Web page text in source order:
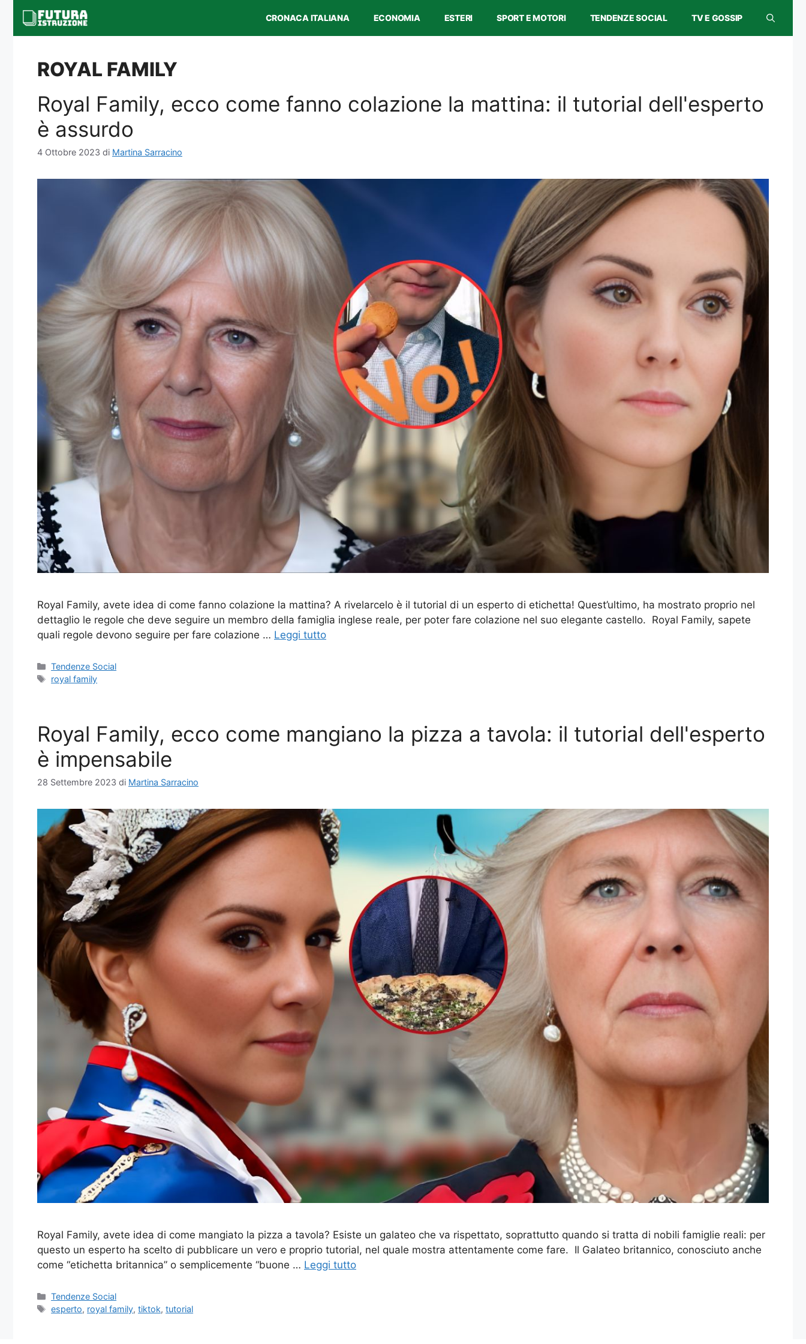
contenuto
CRONACA ITALIANA ECONOMIA ESTERI SPORT E MOTORI TENDENZE SOCIAL TV E GOSSIP
ROYAL FAMILY
Royal Family, ecco come fanno colazione la mattina: il tutorial dell'esperto
è assurdo
4 Ottobre 2023 di Martina Sarracino
Royal Family, avete idea di come fanno colazione la mattina? A rivelarcelo è il tutorial di un esperto di etichetta! Quest’ultimo, ha mostrato proprio nel
dettaglio le regole che deve seguire un membro della famiglia inglese reale, per poter fare colazione nel suo elegante castello. Royal Family, sapete
quali regole devono seguire per fare colazione … Leggi tutto
Categorie
Tendenze Social
Tag
royal family
Royal Family, ecco come mangiano la pizza a tavola: il tutorial dell'esperto
è impensabile
28 Settembre 2023 di Martina Sarracino
Royal Family, avete idea di come mangiato la pizza a tavola? Esiste un galateo che va rispettato, soprattutto quando si tratta di nobili famiglie reali: per
questo un esperto ha scelto di pubblicare un vero e proprio tutorial, nel quale mostra attentamente come fare. Il Galateo britannico, conosciuto anche
come “etichetta britannica” o semplicemente “buone … Leggi tutto
Categorie
Tendenze Social
Tag
esperto, royal family,tiktok,tutorial